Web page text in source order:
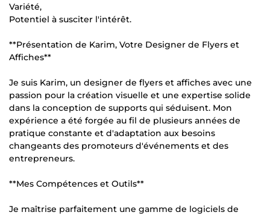
Variété,
Potentiel à susciter l'intérêt.
**Présentation de Karim, Votre Designer de Flyers et
Affiches**
Je suis Karim, un designer de flyers et affiches avec une
passion pour la création visuelle et une expertise solide
dans la conception de supports qui séduisent. Mon
expérience a été forgée au fil de plusieurs années de
pratique constante et d'adaptation aux besoins
changeants des promoteurs d'événements et des
entrepreneurs.
**Mes Compétences et Outils**
Je maîtrise parfaitement une gamme de logiciels de